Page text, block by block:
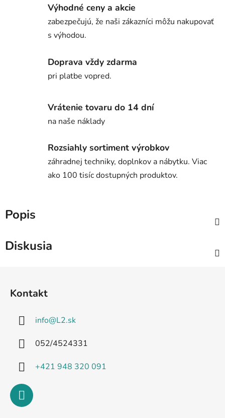
Výhodné ceny a akcie
zabezpečujú, že naši zákazníci môžu nakupovať
s výhodou.
Doprava vždy zdarma
pri platbe vopred.
Vrátenie tovaru do 14 dní
na naše náklady
Rozsiahly sortiment výrobkov
záhradnej techniky, doplnkov a nábytku. Viac
ako 100 tisíc dostupných produktov.
Popis
Diskusia
Kontakt
info@L2.sk
052/4524331
+421 948 320 091